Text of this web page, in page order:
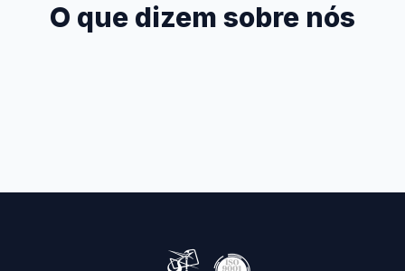
O que dizem sobre nós